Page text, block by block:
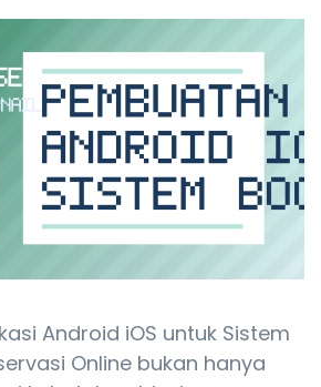
Android iOS untuk Sistem
Online bukan hanya